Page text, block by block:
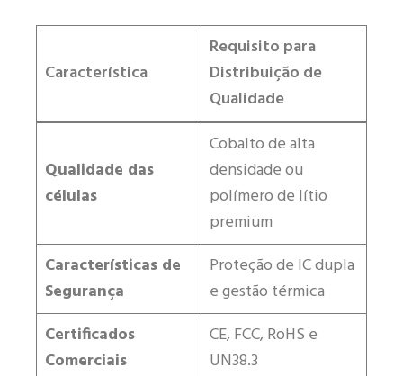
Característica
Requisito para
Distribuição de
Qualidade
Qualidade das
células
Cobalto de alta
densidade ou
polímero de lítio
premium
Características de
Segurança
Proteção de IC dupla
e gestão térmica
Certificados
Comerciais
CE, FCC, RoHS e
UN38.3